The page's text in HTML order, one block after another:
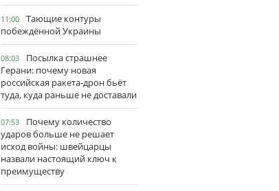
11:00
Тающие контуры
побеждённой Украины
08:03
Посылка страшнее
Герани: почему новая
российская ракета-дрон бьёт
туда, куда раньше не доставали
07:53
Почему количество
ударов больше не решает
исход войны: швейцарцы
назвали настоящий ключ к
преимуществу